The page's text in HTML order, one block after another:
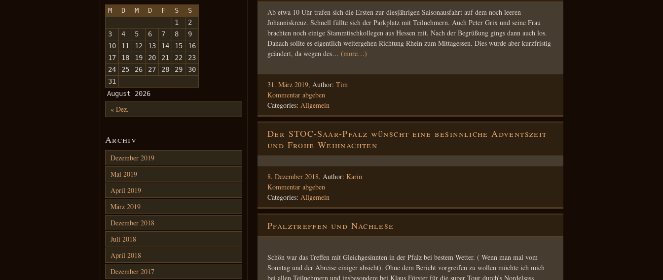
Ab etwa 10 Uhr trafen sich die Ersten zur diesjährigen Saisonausfahrt auf dem noch leeren
Johanniskreuz. Schnell füllte sich der Parkplatz mit Teilnehmern. Auch Peter Grix und seine Frau
brachten noch einige Stammtischkollegen aus Hessen mit. Nach der Begrüßung gings dann auch los.
Danach sollte es eigentlich weitergehen Richtung Rhein zum Mittagessen. Dies wurde aber kurzfristig
geändert, da wegen des… (more…)
31. März 2019, Author: Tim
Kommentar abgeben
Categories: Allgemein
Der STOC-Saar-Pfalz wünscht eine besinnliche Adventszeit
und Frohe Weihnachten
8. Dezember 2018, Author: Karin
Kommentar abgeben
Categories: Allgemein
Pfalztreffen und Nachlese
Schön war das Treffen mit Gleichgesinnten in der Pfalz bei bestem Wetter. ( Wenn man mal vom
Sonntag und der Abreise einiger absieht). Ohne dem Bericht vorgreifen zu wollen möchte ich mich
bei allen Teilnehmern und insbesondere bei Klaus Förster für die super Tour durch’s Nordelsass
August 2026
M D M D F S
S
1
2
3
4 5 6 7 8
9
10
11 12 13 14 15
16
17
18 19 20 21 22
23
24
25 26 27 28 29
30
31
« Dez.
Archiv
Dezember 2019
Mai 2019
April 2019
März 2019
Dezember 2018
Juli 2018
April 2018
Dezember 2017